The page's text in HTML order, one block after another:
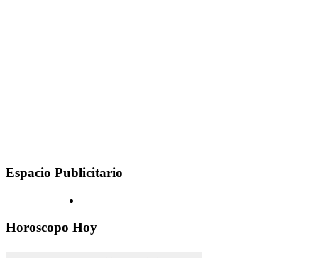
Espacio Publicitario
Horoscopo Hoy